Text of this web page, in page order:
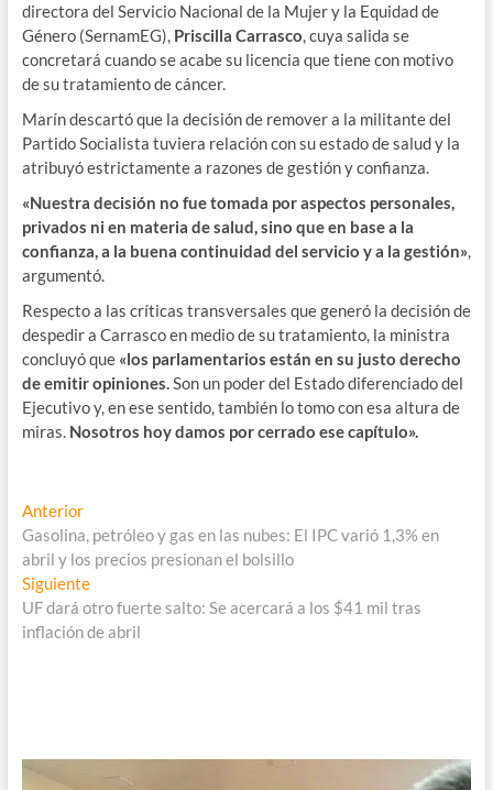
directora del Servicio Nacional de la Mujer y la Equidad de
Género (SernamEG), Priscilla Carrasco, cuya salida se
concretará cuando se acabe su licencia que tiene con motivo
de su tratamiento de cáncer.
Marín descartó que la decisión de remover a la militante del
Partido Socialista tuviera relación con su estado de salud y la
atribuyó estrictamente a razones de gestión y confianza.
«Nuestra decisión no fue tomada por aspectos personales,
privados ni en materia de salud, sino que en base a la
confianza, a la buena continuidad del servicio y a la gestión»,
argumentó.
Respecto a las críticas transversales que generó la decisión de
despedir a Carrasco en medio de su tratamiento, la ministra
concluyó que «los parlamentarios están en su justo derecho
de emitir opiniones.Son un poder del Estado diferenciado del
Ejecutivo y, en ese sentido, también lo tomo con esa altura de
miras.Nosotros hoy damos por cerrado ese capítulo».
Navegación
de
entradas
AnteriorEntrada
anterior:
Gasolina, petróleo y gas en las nubes: El IPC varió 1,3% en
abril y los precios presionan el bolsillo
SiguienteEntrada
siguiente:
UF dará otro fuerte salto: Se acercará a los $41 mil tras
inflación de abril